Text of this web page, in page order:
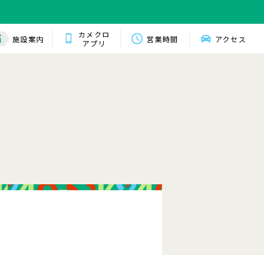
施設案内
カメクロ
アプリ
営業時間 アクセス